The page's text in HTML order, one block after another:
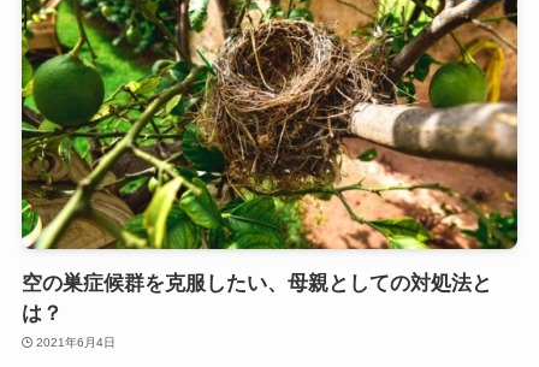
空の巣症候群を克服したい、母親としての対処法と
は？
2021年6月4日